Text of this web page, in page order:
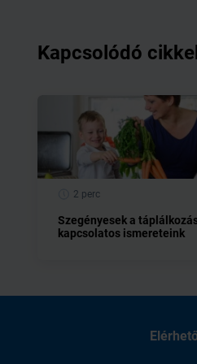
Kapcsolódó
2 perc
Szegényesek a
kapcsolatos ismereteink